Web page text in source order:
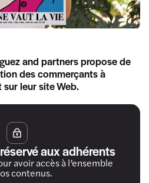
and partners propose de
des commerçants à
leur site Web.
aux adhérents
avoir accès à l’ensemble
contenus.